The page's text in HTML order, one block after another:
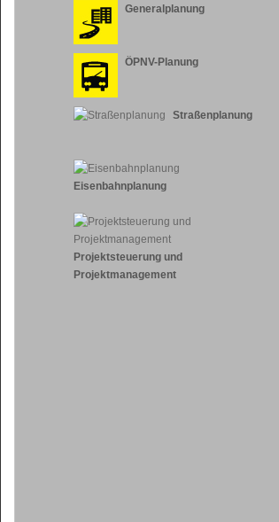
Generalplanung
ÖPNV-Planung
Straßenplanung
Eisenbahnplanung
Projektsteuerung und
Projektmanagement